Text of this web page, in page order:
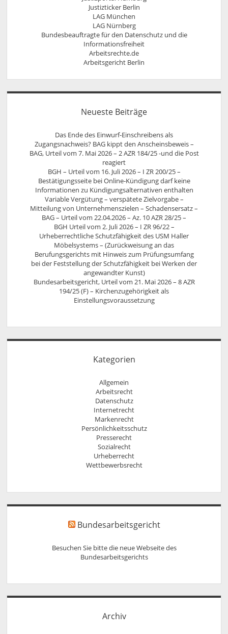
Justizticker Berlin
LAG München
LAG Nürnberg
Bundesbeauftragte für den Datenschutz und die
Informationsfreiheit
Arbeitsrechte.de
Arbeitsgericht Berlin
Neueste Beiträge
Das Ende des Einwurf-Einschreibens als
Zugangsnachweis? BAG kippt den Anscheinsbeweis –
BAG, Urteil vom 7. Mai 2026 – 2 AZR 184/25 -und die Post
reagiert
BGH – Urteil vom 16. Juli 2026 – I ZR 200/25 –
Bestätigungsseite bei Online-Kündigung darf keine
Informationen zu Kündigungsalternativen enthalten
Variable Vergütung – verspätete Zielvorgabe –
Mitteilung von Unternehmenszielen – Schadensersatz –
BAG – Urteil vom 22.04.2026 – Az. 10 AZR 28/25 –
BGH Urteil vom 2. Juli 2026 – I ZR 96/22 –
Urheberrechtliche Schutzfähigkeit des USM Haller
Möbelsystems – (Zurückweisung an das
Berufungsgerichts mit Hinweis zum Prüfungsumfang
bei der Feststellung der Schutzfähigkeit bei Werken der
angewandter Kunst)
Bundesarbeitsgericht, Urteil vom 21. Mai 2026 – 8 AZR
194/25 (F) – Kirchenzugehörigkeit als
Einstellungsvoraussetzung
Kategorien
Allgemein
Arbeitsrecht
Datenschutz
Internetrecht
Markenrecht
Persönlichkeitsschutz
Presserecht
Sozialrecht
Urheberrecht
Wettbewerbsrecht
Bundesarbeitsgericht
Besuchen Sie bitte die neue Webseite des
Bundesarbeitsgerichts
Archiv